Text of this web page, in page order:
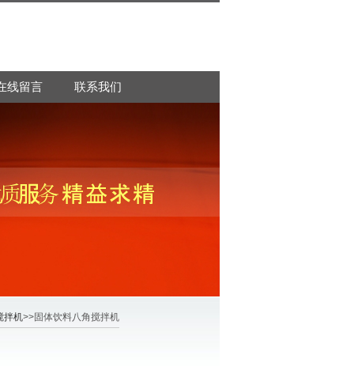
线留言 联系我们
拌机>>固体饮料八角搅拌机